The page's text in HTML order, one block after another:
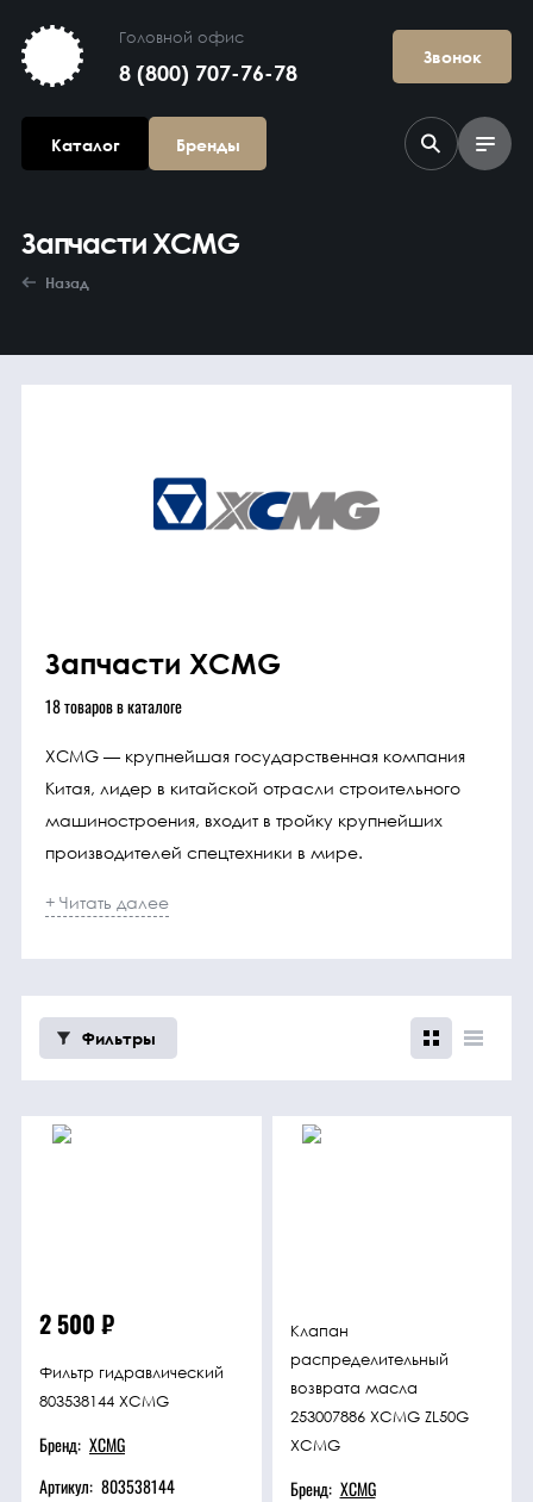
Головной офис
8 (800) 707-76-78
Звонок
Каталог Бренды
Гидравлика и
двигателя
элементы
Режущие
элементы
Электрическая
система
Под заказ
Запчасти XCMG
Назад
Запчасти XCMG
18товаровв каталоге
XCMG — крупнейшая государственная компания
Китая, лидер в китайской отрасли строительного
машиностроения, входит в тройку крупнейших
производителей спецтехники в мире.
+ Читать далее
Фильтры
2 500 ₽
Фильтр гидравлический
803538144 XCMG
Бренд: XCMG
Артикул: 803538144
Клапан
распределительный
возврата масла
253007886 XCMG ZL50G
XCMG
Бренд: XCMG